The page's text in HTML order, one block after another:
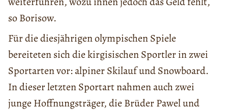
so Borisow.
Für die diesjährigen olympischen Spiele
bereiteten sich die kirgisischen Sportler in zwei
Sportarten vor: alpiner Skilauf und Snowboard.
In dieser letzten Sportart nahmen auch zwei
junge Hoffnungsträger, die Brüder Pawel und